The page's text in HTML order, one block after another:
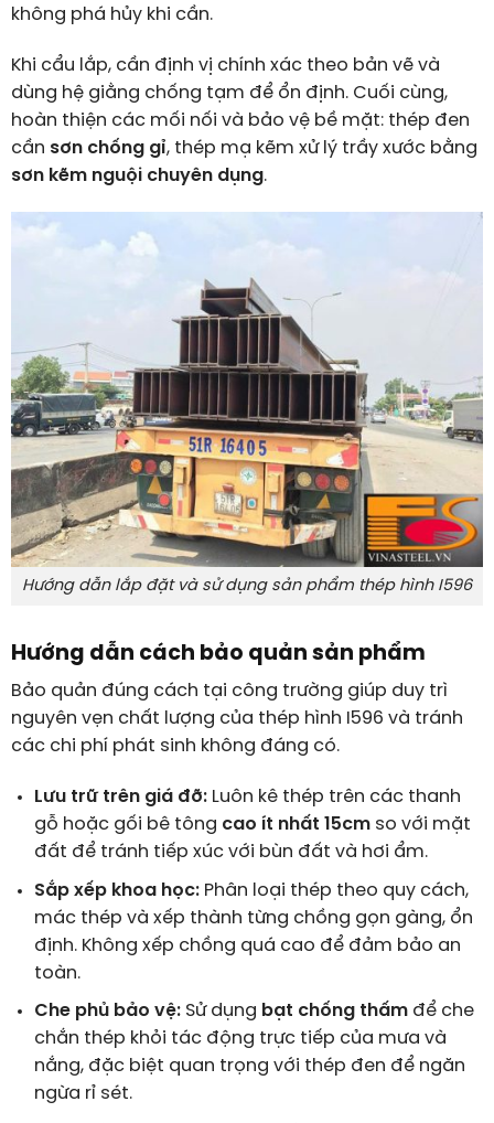
không phá hủy khi cần.
Khi cẩu lắp, cần định vị chính xác theo bản vẽ và
dùng hệ giằng chống tạm để ổn định. Cuối cùng,
hoàn thiện các mối nối và bảo vệ bề mặt: thép đen
cần sơn chống gỉ, thép mạ kẽm xử lý trầy xước bằng
sơn kẽm nguội chuyên dụng.
Hướng dẫn lắp đặt và sử dụng sản phẩm thép hình I596
Hướng dẫn cách bảo quản sản phẩm
Bảo quản đúng cách tại công trường giúp duy trì
nguyên vẹn chất lượng của thép hình I596 và tránh
các chi phí phát sinh không đáng có.
Lưu trữ trên giá đỡ:Luôn kê thép trên các thanh
gỗ hoặc gối bê tông cao ít nhất 15cmso với mặt
đất để tránh tiếp xúc với bùn đất và hơi ẩm.
Sắp xếp khoa học:Phân loại thép theo quy cách,
mác thép và xếp thành từng chồng gọn gàng, ổn
định. Không xếp chồng quá cao để đảm bảo an
toàn.
Che phủ bảo vệ:Sử dụng bạt chống thấmđể che
chắn thép khỏi tác động trực tiếp của mưa và
nắng, đặc biệt quan trọng với thép đen để ngăn
ngừa rỉ sét.